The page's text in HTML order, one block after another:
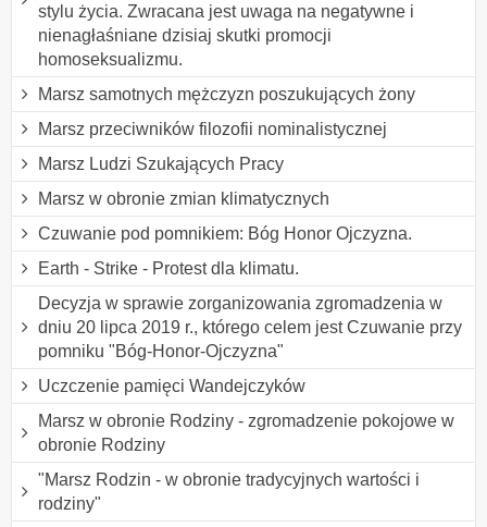
stylu życia. Zwracana jest uwaga na negatywne i
nienagłaśniane dzisiaj skutki promocji
homoseksualizmu.
Marsz samotnych mężczyzn poszukujących żony
Marsz przeciwników filozofii nominalistycznej
Marsz Ludzi Szukających Pracy
Marsz w obronie zmian klimatycznych
Czuwanie pod pomnikiem: Bóg Honor Ojczyzna.
Earth - Strike - Protest dla klimatu.
Decyzja w sprawie zorganizowania zgromadzenia w
dniu 20 lipca 2019 r., którego celem jest Czuwanie przy
pomniku "Bóg-Honor-Ojczyzna"
Uczczenie pamięci Wandejczyków
Marsz w obronie Rodziny - zgromadzenie pokojowe w
obronie Rodziny
"Marsz Rodzin - w obronie tradycyjnych wartości i
rodziny"